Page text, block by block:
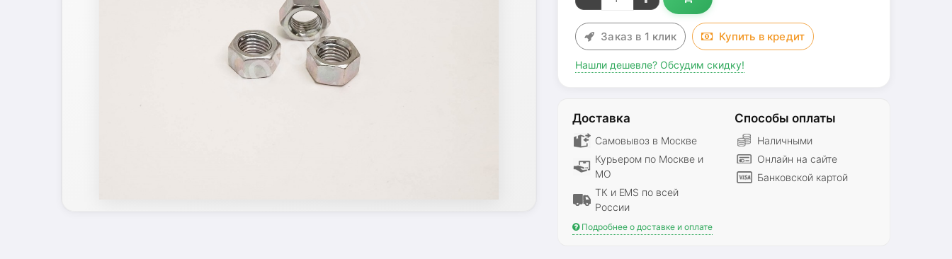
Заказ в 1 клик Купить вкредит
Нашли дешевле? Обсудим скидку!
Доставка
Самовывоз в Москве
Курьером по Москве и
МО
ТК и EMS по всей
России
Способы оплаты
Наличными
Онлайн на сайте
Банковской картой
Подробнее о доставке и оплате